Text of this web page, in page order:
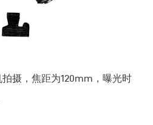
摄，焦距为120mm，曝光时